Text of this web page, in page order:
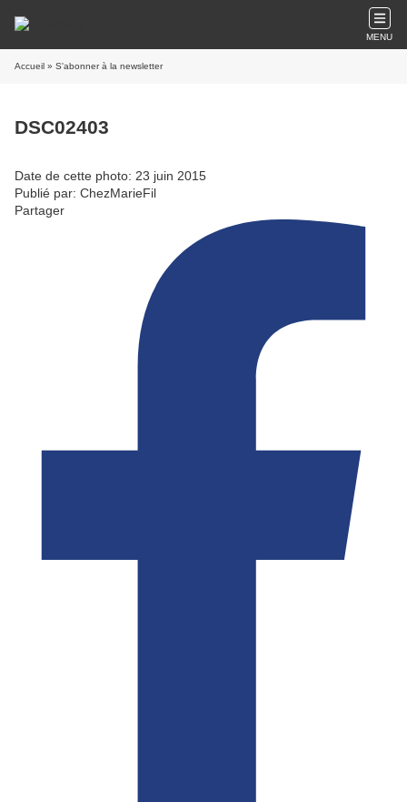
MENU
Accueil » S'abonner à la newsletter
DSC02403
Date de cette photo: 23 juin 2015
Publié par: ChezMarieFil
Partager